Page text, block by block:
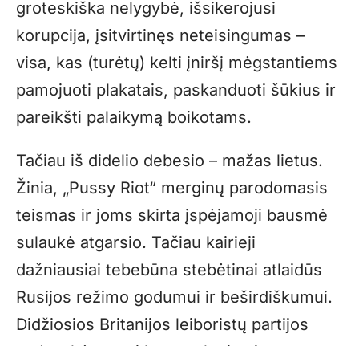
groteskiška nelygybė, išsikerojusi
korupcija, įsitvirtinęs neteisingumas –
visa, kas (turėtų) kelti įniršį mėgstantiems
pamojuoti plakatais, paskanduoti šūkius ir
pareikšti palaikymą boikotams.
Tačiau iš didelio debesio – mažas lietus.
Žinia, „Pussy Riot“ merginų parodomasis
teismas ir joms skirta įspėjamoji bausmė
sulaukė atgarsio. Tačiau kairieji
dažniausiai tebebūna stebėtinai atlaidūs
Rusijos režimo godumui ir beširdiškumui.
Didžiosios Britanijos leiboristų partijos